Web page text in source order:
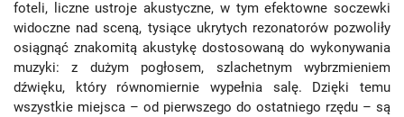
foteli, liczne ustroje akustyczne, w tym efektowne soczewki
widoczne nad sceną, tysiące ukrytych rezonatorów pozwoliły
osiągnąć znakomitą akustykę dostosowaną do wykonywania
muzyki: z dużym pogłosem, szlachetnym wybrzmieniem
dźwięku, który równomiernie wypełnia salę. Dzięki temu
wszystkie miejsca – od pierwszego do ostatniego rzędu – są